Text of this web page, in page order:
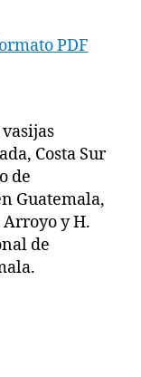
PDF
Costa Sur
de
Guatemala,
Arroyo y H.
de